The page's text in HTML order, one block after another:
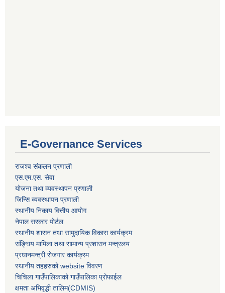
E-Governance Services
राजश्व संकलन प्रणाली
एस.एम.एस. सेवा
योजना तथा व्यवस्थापन प्रणाली
जिन्सि व्यवस्थापन प्रणाली
स्थानीय निकाय वित्तीय आयोग
नेपाल सरकार पोर्टल
स्थानीय शासन तथा सामुदायिक विकास कार्यक्रम
संङ्घिय मामिला तथा सामान्य प्रशासन मन्त्रलय
प्रधानमन्त्री रोजगार कार्यक्रम
स्थानीय तहहरुको website विवरण
चिचिला गाउँपालिकाको गाउँपालिका प्रोफाईल
क्षमता अभिवृद्धी तालिम(CDMIS)